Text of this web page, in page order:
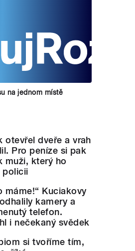
na jednom místě
otevřel dveře a vrah
Pro peníze si pak
muži, který ho
policii
máme!“ Kuciakovy
kamery a
telefon.
i nečekaný svědek
si tvoříme tím,